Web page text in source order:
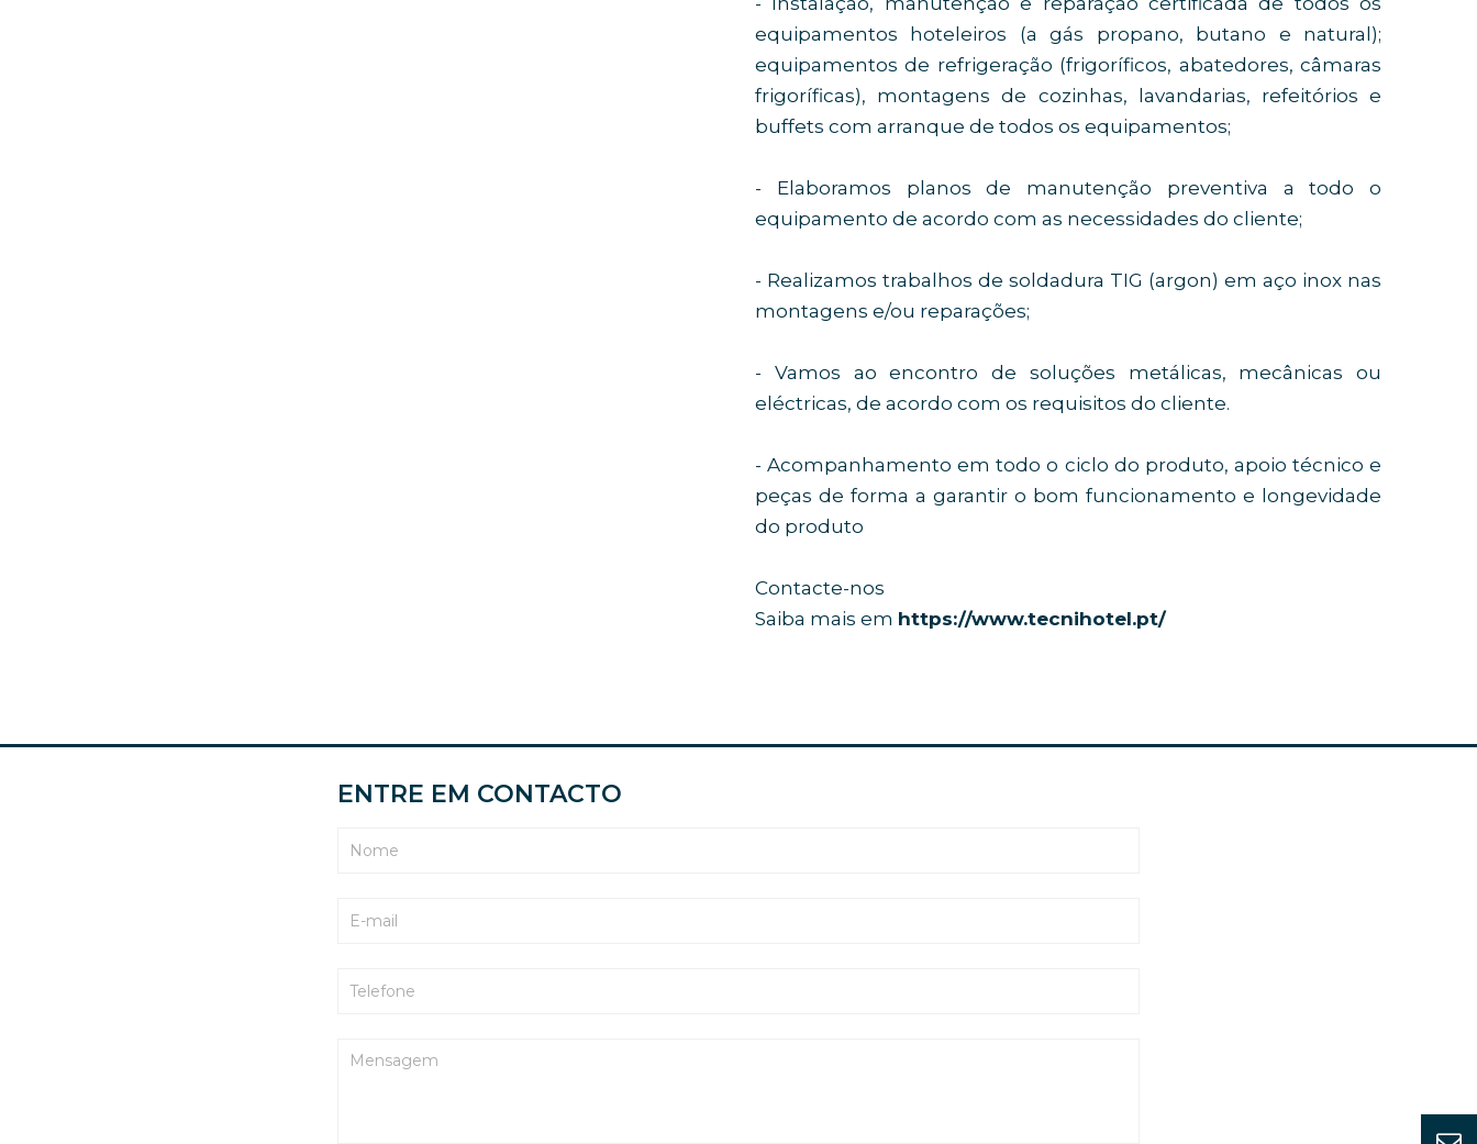
equipamentos hoteleiros (a gás propano, butano e natural);
equipamentos de refrigeração (frigoríficos, abatedores, câmaras
frigoríficas), montagens de cozinhas, lavandarias, refeitórios e
buffets com arranque de todos os equipamentos;
- Elaboramos planos de manutenção preventiva a todo o
equipamento de acordo com as necessidades do cliente;
- Realizamos trabalhos de soldadura TIG (argon) em aço inox nas
montagens e/ou reparações;
- Vamos ao encontro de soluções metálicas, mecânicas ou
eléctricas, de acordo com os requisitos do cliente.
- Acompanhamento em todo o ciclo do produto, apoio técnico e
peças de forma a garantir o bom funcionamento e longevidade
do produto
Contacte-nos
Saiba mais em https://www.tecnihotel.pt/
ENTRE EM CONTACTO